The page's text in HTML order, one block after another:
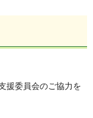
援委員会のご協力を